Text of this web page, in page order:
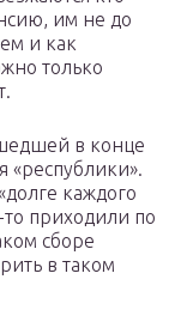
им не до
и как
только
в конце
«республики».
каждого
то приходили по
сборе
в таком